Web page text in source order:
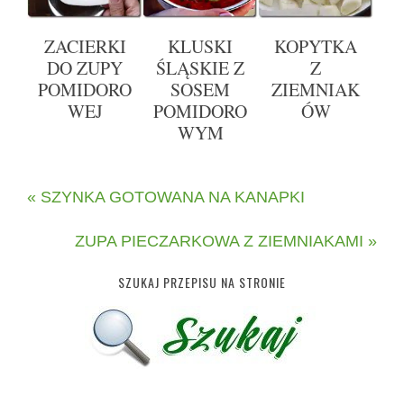
ZACIERKI
DO ZUPY
POMIDORO
WEJ
KLUSKI
ŚLĄSKIE Z
SOSEM
POMIDORO
WYM
KOPYTKA
Z
ZIEMNIAK
ÓW
« SZYNKA GOTOWANA NA KANAPKI
ZUPA PIECZARKOWA Z ZIEMNIAKAMI »
SZUKAJ PRZEPISU NA STRONIE